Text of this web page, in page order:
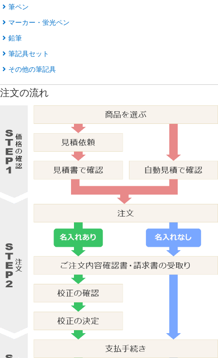
筆ペン
マーカー・蛍光ペン
鉛筆
筆記具セット
その他の筆記具
注文の流れ